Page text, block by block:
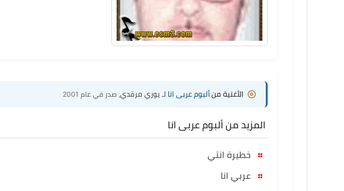
الأغنية منألبوم عربى انا لـ يوري مرقدي ، صدر في عام 2001
المزيد من ألبوم عربى انا
خطيرة انتي
عربي انا